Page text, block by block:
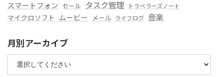
スマートフォン セール タスク管理 トラベラーズノート
マイクロソフト ムービー メール ライフログ 音楽
月別アーカイブ